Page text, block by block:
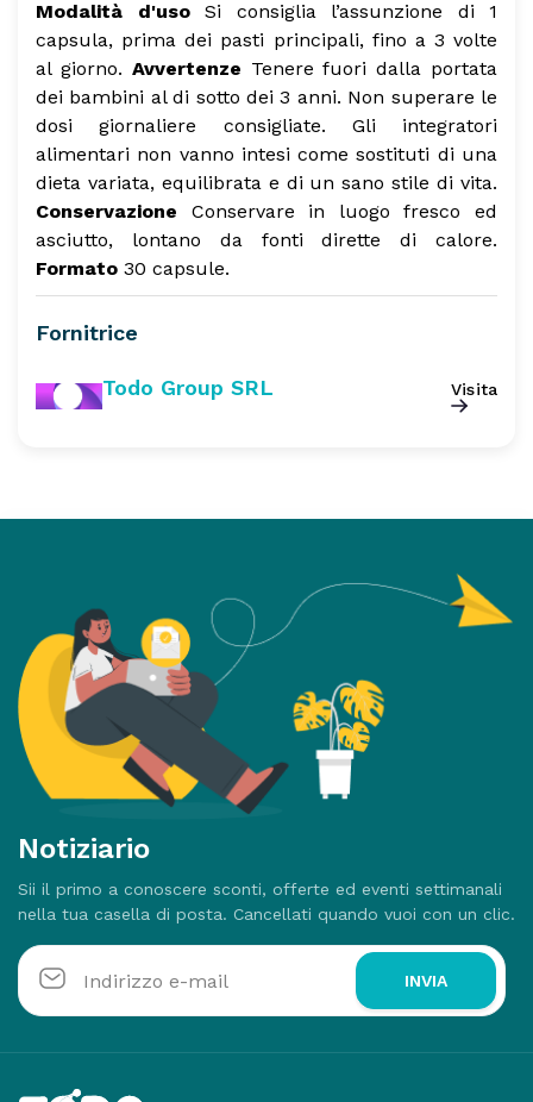
Modalità d'usoSi consiglia l’assunzione di 1
capsula, prima dei pasti principali, fino a 3 volte
al giorno. Avvertenze Tenere fuori dalla portata
dei bambini al di sotto dei 3 anni. Non superare le
dosi giornaliere consigliate. Gli integratori
alimentari non vanno intesi come sostituti di una
dieta variata, equilibrata e di un sano stile di vita.
Conservazione Conservare in luogo fresco ed
asciutto, lontano da fonti dirette di calore.
Formato 30 capsule.
Fornitrice
Todo Group SRL Visita
Notiziario
Sii il primo a conoscere sconti, offerte ed eventi settimanali
nella tua casella di posta. Cancellati quando vuoi con un clic.
INVIA